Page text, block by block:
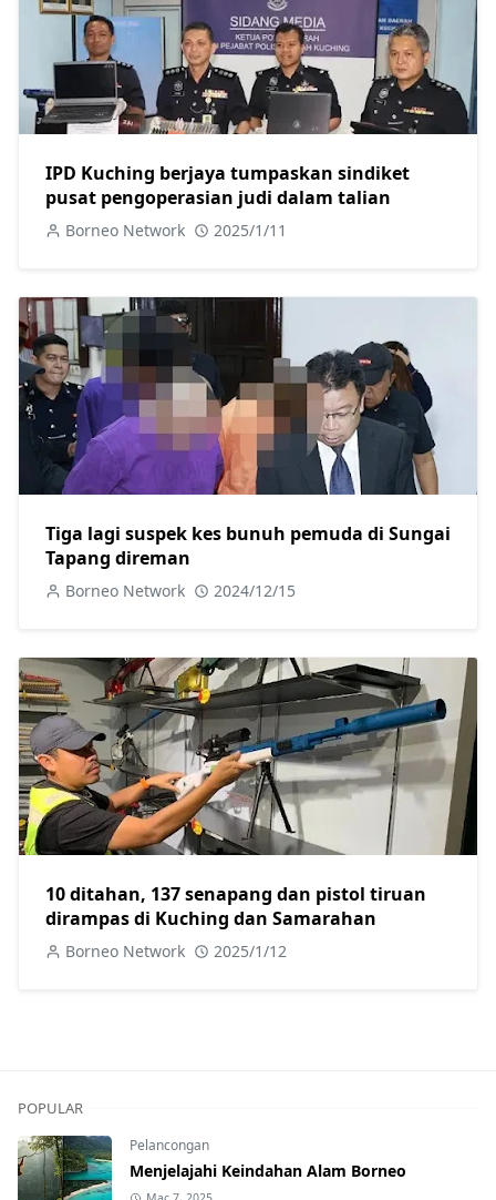
IPD Kuching berjaya tumpaskan sindiket
pusat pengoperasian judi dalam talian
Borneo Network 2025/1/11
Tiga lagi suspek kes bunuh pemuda di Sungai
Tapang direman
Borneo Network 2024/12/15
10 ditahan, 137 senapang dan pistol tiruan
dirampas di Kuching dan Samarahan
Borneo Network 2025/1/12
POPULAR
Pelancongan
Menjelajahi Keindahan Alam Borneo